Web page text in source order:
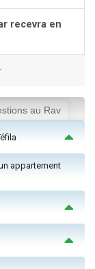
recevra en
au Rav
appartement